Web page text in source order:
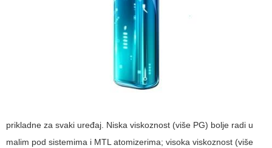
prikladne za svaki uređaj. Niska viskoznost (više PG) bolje radi u
malim pod sistemima i MTL atomizerima; visoka viskoznost (više